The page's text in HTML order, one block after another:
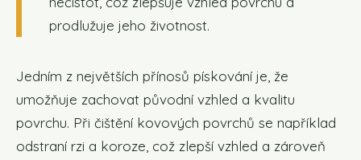
prodlužuje jeho životnost.
Jedním z největších přínosů pískování je, že
umožňuje zachovat původní vzhled a kvalitu
povrchu. Při čištění kovových povrchů se například
odstraní rzi a koroze, což zlepší vzhled a zároveň